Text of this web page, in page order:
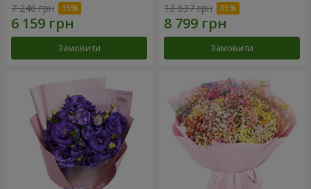
7 246 грн
Замовити
13 537 грн
Замовити